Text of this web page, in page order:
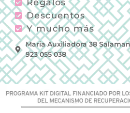
Regalos
Descuentos
Y mucho más
Maria Auxiliadora 38
923 055 038